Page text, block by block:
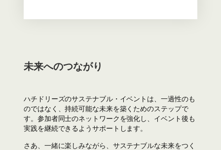
未来へのつながり
ハチドリーズのサステナブル・イベントは、一過性のも
のではなく、持続可能な未来を築くためのステップで
す。参加者同士のネットワークを強化し、イベント後も
実践を継続できるようサポートします。
さあ、一緒に楽しみながら、サステナブルな未来をつく